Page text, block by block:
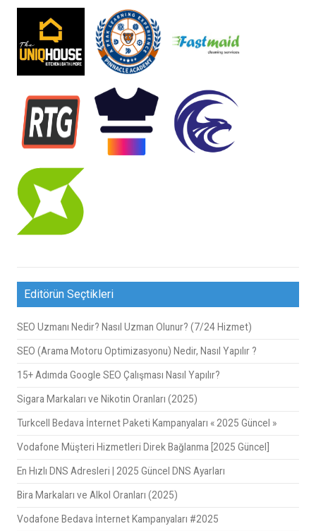
Editörün Seçtikleri
SEO Uzmanı Nedir? Nasıl Uzman Olunur? (7/24 Hizmet)
SEO (Arama Motoru Optimizasyonu) Nedir, Nasıl Yapılır ?
15+ Adımda Google SEO Çalışması Nasıl Yapılır?
Sigara Markaları ve Nikotin Oranları (2025)
Turkcell Bedava İnternet Paketi Kampanyaları « 2025 Güncel »
Vodafone Müşteri Hizmetleri Direk Bağlanma [2025 Güncel]
En Hızlı DNS Adresleri | 2025 Güncel DNS Ayarları
Bira Markaları ve Alkol Oranları (2025)
Vodafone Bedava İnternet Kampanyaları #2025